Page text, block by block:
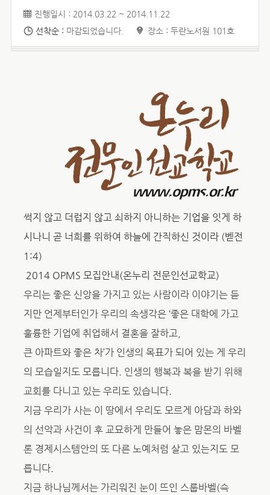
진행일시 : 2014.03.22 ~ 2014.11.22
선착순 : 마감되었습니다. 장소 : 두란노서원 101호
썩지 않고 더럽지 않고 쇠하지 아니하는 기업을 잇게 하
시나니 곧 너희를 위하여 하늘에 간직하신 것이라 (벧전
1:4)
2014 OPMS 모집안내(온누리 전문인선교학교)
우리는 좋은 신앙을 가지고 있는 사람이라 이야기는 듣
지만 언제부터인가 우리의 속생각은 ‘좋은 대학에 가고
훌륭한 기업에 취업해서 결혼을 잘하고,
큰 아파트와 좋은 차’가 인생의 목표가 되어 있는 게 우리
의 모습일지도 모릅니다. 인생의 행복과 복을 받기 위해
교회를 다니고 있는 우리도 있습니다.
지금 우리가 사는 이 땅에서 우리도 모르게 아담과 하와
의 선악과 사건이 후 교묘하게 만들어 놓은 맘몬의 바벨
론 경제시스템안의 또 다른 노예처럼 살고 있는지도 모
릅니다.
지금 하나님께서는 가리워진 눈이 뜨인 스룹바벨(슥